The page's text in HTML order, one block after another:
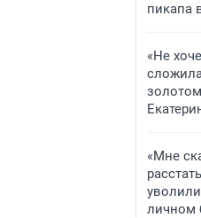
пикапа
«Не
«Мне
личном